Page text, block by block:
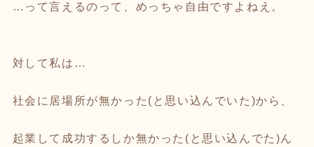
…って言えるのって、めっちゃ自由ですよねえ。
対して私は…
社会に居場所が無かった(と思い込んでいた)から、
起業して成功するしか無かった(と思い込んでた)ん